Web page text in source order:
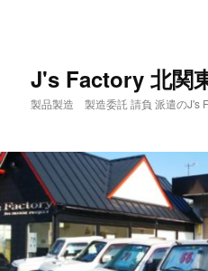
へ
移
動
移
動
J's Factory 北関
製品製造 製造委託 請負 派遣のJ's